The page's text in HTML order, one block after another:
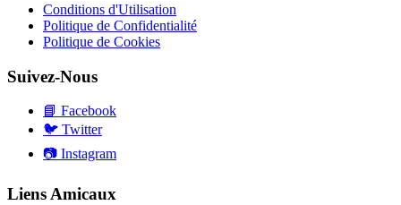
Conditions d'Utilisation
Politique de Confidentialité
Politique de Cookies
Suivez-Nous
📘 Facebook
🐦 Twitter
📷 Instagram
Liens Amicaux